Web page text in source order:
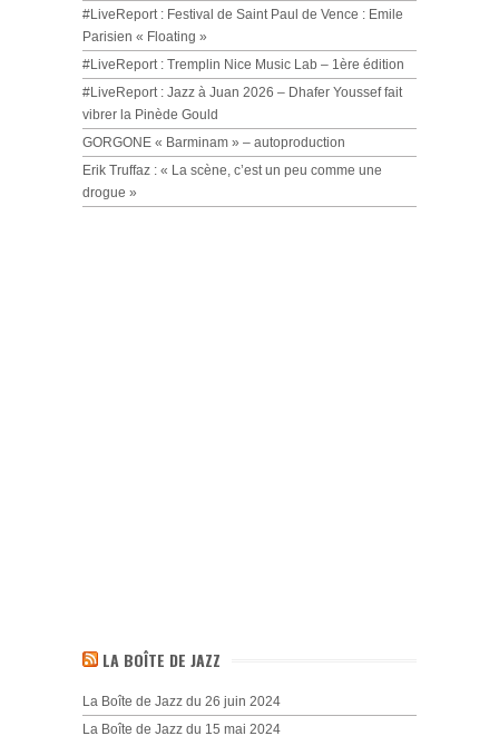
#LiveReport : Festival de Saint Paul de Vence : Emile
Parisien « Floating »
#LiveReport : Tremplin Nice Music Lab – 1ère édition
#LiveReport : Jazz à Juan 2026 – Dhafer Youssef fait
vibrer la Pinède Gould
GORGONE « Barminam » – autoproduction
Erik Truffaz : « La scène, c’est un peu comme une
drogue »
LA BOÎTE DE JAZZ
La Boîte de Jazz du 26 juin 2024
La Boîte de Jazz du 15 mai 2024